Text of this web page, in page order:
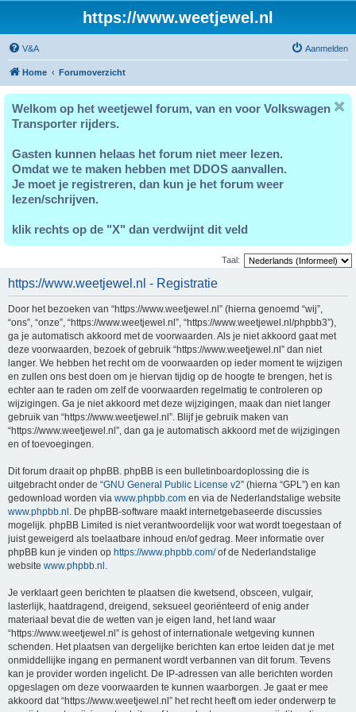
https://www.weetjewel.nl
V&A Aanmelden
Home Forumoverzicht
Welkom op het weetjewel forum, van en voor Volkswagen
Transporter rijders.
Gasten kunnen helaas het forum niet meer lezen.
Omdat we te maken hebben met DDOS aanvallen.
Je moet je registreren, dan kun je het forum weer
lezen/schrijven.
klik rechts op de "X" dan verdwijnt dit veld
Taal:
https://www.weetjewel.nl - Registratie
Door het bezoeken van “https://www.weetjewel.nl” (hierna genoemd “wij”,
“ons”, “onze”, “https://www.weetjewel.nl”, “https://www.weetjewel.nl/phpbb3”),
ga je automatisch akkoord met de voorwaarden. Als je niet akkoord gaat met
deze voorwaarden, bezoek of gebruik “https://www.weetjewel.nl” dan niet
langer. We hebben het recht om de voorwaarden op ieder moment te wijzigen
en zullen ons best doen om je hiervan tijdig op de hoogte te brengen, het is
echter aan te raden om zelf de voorwaarden regelmatig te controleren op
wijzigingen. Ga je niet akkoord met deze wijzigingen, maak dan niet langer
gebruik van “https://www.weetjewel.nl”. Blijf je gebruik maken van
“https://www.weetjewel.nl”, dan ga je automatisch akkoord met de wijzigingen
en of toevoegingen.
Dit forum draait op phpBB. phpBB is een bulletinboardoplossing die is
uitgebracht onder de “GNU General Public License v2” (hierna “GPL”) en kan
gedownload worden via www.phpbb.com en via de Nederlandstalige website
www.phpbb.nl . De phpBB-software maakt internetgebaseerde discussies
mogelijk. phpBB Limited is niet verantwoordelijk voor wat wordt toegestaan of
juist geweigerd als toelaatbare inhoud en/of gedrag. Meer informatie over
phpBB kun je vinden op https://www.phpbb.com/of de Nederlandstalige
website www.phpbb.nl .
Je verklaart geen berichten te plaatsen die kwetsend, obsceen, vulgair,
lasterlijk, haatdragend, dreigend, seksueel georiënteerd of enig ander
materiaal bevat die de wetten van je eigen land, het land waar
“https://www.weetjewel.nl” is gehost of internationale wetgeving kunnen
schenden. Het plaatsen van dergelijke berichten kan ertoe leiden dat je met
onmiddellijke ingang en permanent wordt verbannen van dit forum. Tevens
kan je provider worden ingelicht. De IP-adressen van alle berichten worden
opgeslagen om deze voorwaarden te kunnen waarborgen. Je gaat er mee
akkoord dat “https://www.weetjewel.nl” het recht heeft om ieder onderwerp te